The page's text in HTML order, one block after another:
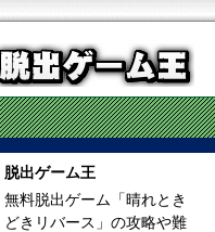
脱出ゲーム王
無料脱出ゲーム「晴れとき
どきリバース」の攻略や難